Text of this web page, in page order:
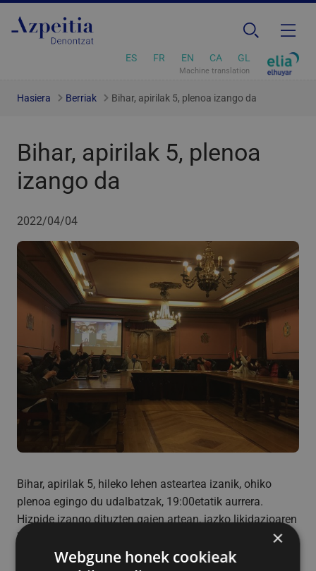
ES FR EN CA GL
Machine translation
Hasiera Berriak Bihar, apirilak 5, plenoa izango da
Bihar, apirilak 5, plenoa
izango da
2022/04/04
Bihar, apirilak 5, hileko lehen asteartea izanik, ohiko
plenoa egingo du udalbatzak, 19:00etatik aurrera.
Hizpide izango dituzten gaien artean, iazko likidazioaren
berri emango da.
×
Webgune honek cookieak